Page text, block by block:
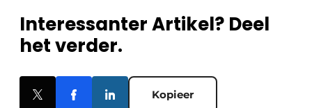
Interessanter Artikel? Deel
het verder.
Kopieer